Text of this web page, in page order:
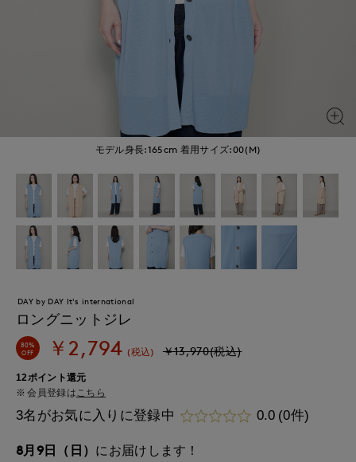
モデル身長:165cm 着用サイズ:00(M)
DAY by DAY It's international
ロングニットジレ
80%
OFF ￥2,794 (税込) ￥13,970(税込)
12ポイント還元
会員登録は こちら
3名がお気に入りに登録中 0.0 (0件)
8月9日（日） にお届けします！